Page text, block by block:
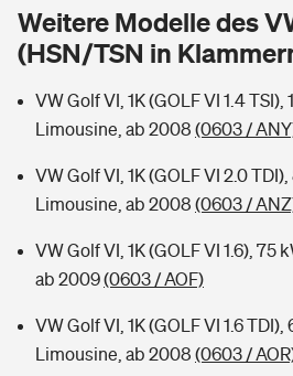
Hochwasser-Check: Wie gefährdet ist
Wer versichert was: Jetzt Versicherer
Sie haben Fragen?
Private Cyberversicherung
Musikinstrumentenversicherung
Zur Übersicht
Tools
Kinderunfall-Check: Mehr Sicherheit
Sie haben Fragen?
Rentenrechner: Wie viel Geld
Weitere Modelle des
(HSN/TSN in
VW Golf VI, 1K (GOLF VI 1.4 TSI),
Limousine, ab 2008 (0603 /
VW Golf VI, 1K (GOLF VI 2.0 TDI),
Limousine, ab 2008 (0603 /
VW Golf VI, 1K (GOLF VI 1.6), 75
ab 2009(0603 / AOF)
VW Golf VI, 1K (GOLF VI 1.6 TDI),
Limousine, ab 2008 (0603 /